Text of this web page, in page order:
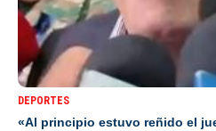
DEPORTES
«Al principio estuvo reñido el